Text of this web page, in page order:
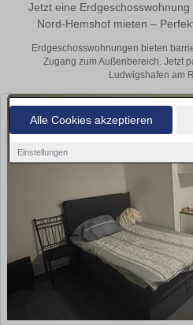
Alle Cookies akzeptieren
Einstellungen
Jetzt eine
Nord-Hemshof mieten –
Erdgeschosswohnungen bieten
Zugang zum Außenbereich. Jetzt
Ludwigshafen am